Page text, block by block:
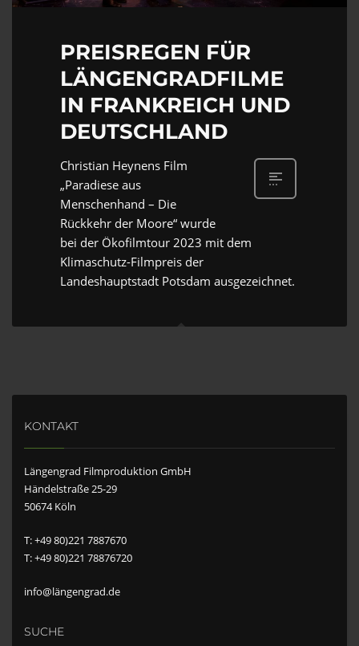
PREISREGEN FÜR
LÄNGENGRADFILME
IN FRANKREICH UND
DEUTSCHLAND
Christian Heynens Film
„Paradiese aus
Menschenhand – Die
Rückkehr der Moore“ wurde
bei der Ökofilmtour 2023 mit dem
Klimaschutz-Filmpreis der
Landeshauptstadt Potsdam ausgezeichnet.
KONTAKT
Längengrad Filmproduktion GmbH
Händelstraße 25-29
50674 Köln
T: +49 80)221 7887670
T: +49 80)221 78876720
info@längengrad.de
SUCHE